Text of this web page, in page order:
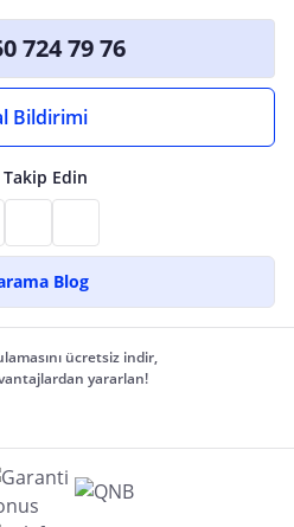
724 79 76
Bildirimi
Takip Edin
Blog
ücretsiz indir,
yararlan!